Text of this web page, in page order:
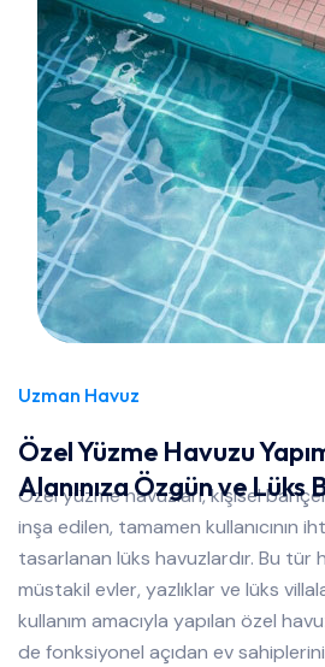
Uzman Havuz
Özel Yüzme Havuzu
Alanınıza Özgün ve Lüks
Özel yüzme havuzları, kişisel
inşa edilen, tamamen kullanıcının
tasarlanan lüks havuzlardır. Bu tür
müstakil evler, yazlıklar ve lüks
kullanım amacıyla yapılan özel
de fonksiyonel açıdan ev